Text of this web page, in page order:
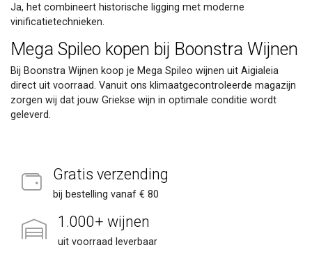
Ja, het combineert historische ligging met moderne
vinificatietechnieken.
Mega Spileo kopen bij Boonstra Wijnen
Bij Boonstra Wijnen koop je Mega Spileo wijnen uit Aigialeia
direct uit voorraad. Vanuit ons klimaatgecontroleerde magazijn
zorgen wij dat jouw Griekse wijn in optimale conditie wordt
geleverd.
Gratis verzending
bij bestelling vanaf € 80
1.000+ wijnen
uit voorraad leverbaar